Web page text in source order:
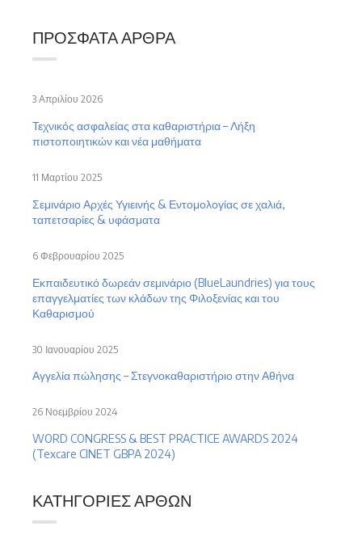
ΠΡΌΣΦΑΤΑ ΆΡΘΡΑ
Τεχνικός ασφαλείας στα καθαριστήρια – Λήξη
πιστοποιητικών και νέα μαθήματα
3 Απριλίου 2026
Σεμινάριο Αρχές Υγιεινής & Εντομολογίας σε χαλιά,
ταπετσαρίες & υφάσματα
11 Μαρτίου 2025
Εκπαιδευτικό δωρεάν σεμινάριο (BlueLaundries) για τους
επαγγελματίες των κλάδων της Φιλοξενίας και του
Καθαρισμού
6 Φεβρουαρίου 2025
Αγγελία πώλησης – Στεγνοκαθαριστήριο στην Αθήνα
30 Ιανουαρίου 2025
WORD CONGRESS & BEST PRACTICE AWARDS 2024
(Texcare CINET GBPA 2024)
26 Νοεμβρίου 2024
ΚΑΤΗΓΟΡΊΕΣ ΆΡΘΩΝ